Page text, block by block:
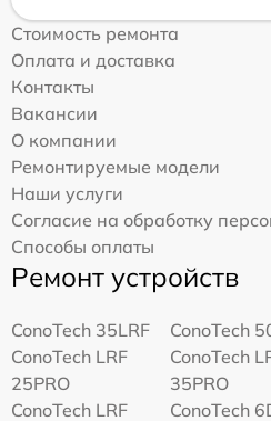
Стоимость ремонта
Оплата и доставка
Контакты
Вакансии
О компании
Ремонтируемые модели
Наши услуги
Согласие на обработку
Способы оплаты
Ремонт устройств
ConoTech 35LRF
ConoTech
ConoTech LRF
25PRO
ConoTech
35PRO
ConoTech LRF
ConoTech